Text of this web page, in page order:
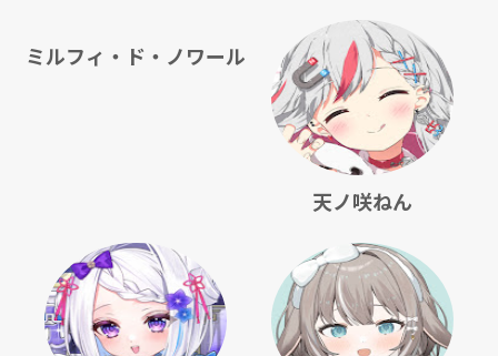
ミルフィ・ド・ノワール
天ノ咲ねん